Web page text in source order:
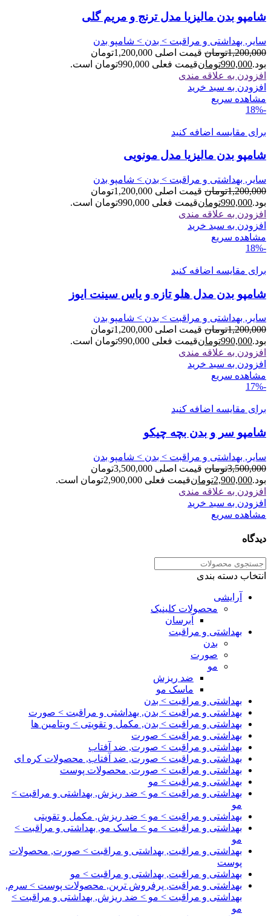
شامپو بدن مالیزیا مدل ترنج و مریم گلی
سایر, بهداشتی و مراقبت > بدن > شامپو بدن
1,200,000تومان
قیمت اصلی 1,200,000تومان
بود.990,000تومانقیمت فعلی 990,000تومان است.
افزودن به علاقه مندی
افزودن به سبد خرید
مشاهده سریع
-18%
برای مقایسه اضافه کنید
شامپو بدن مالیزیا مدل مونویی
سایر, بهداشتی و مراقبت > بدن > شامپو بدن
1,200,000تومان
قیمت اصلی 1,200,000تومان
بود.990,000تومانقیمت فعلی 990,000تومان است.
افزودن به علاقه مندی
افزودن به سبد خرید
مشاهده سریع
-18%
برای مقایسه اضافه کنید
شامپو بدن مدل هلو تازه و یاس سینت ایوز
سایر, بهداشتی و مراقبت > بدن > شامپو بدن
1,200,000تومان
قیمت اصلی 1,200,000تومان
بود.990,000تومانقیمت فعلی 990,000تومان است.
افزودن به علاقه مندی
افزودن به سبد خرید
مشاهده سریع
-17%
برای مقایسه اضافه کنید
شامپو سر و بدن بچه چیکو
سایر, بهداشتی و مراقبت > بدن > شامپو بدن
3,500,000تومان
قیمت اصلی 3,500,000تومان
بود.2,900,000تومانقیمت فعلی 2,900,000تومان است.
افزودن به علاقه مندی
افزودن به سبد خرید
مشاهده سریع
دیدگاه
انتخاب دسته بندی
آرایشی
محصولات کلینیک
آبرسان
بهداشتی و مراقبت
بدن
صورت
مو
ضد ریزش
ماسک مو
بهداشتی و مراقبت > بدن
بهداشتی و مراقبت > بدن, بهداشتی و مراقبت > صورت
بهداشتی و مراقبت > بدن, مکمل و تقویتی > ویتامین ها
بهداشتی و مراقبت > صورت
بهداشتی و مراقبت > صورت, ضد آفتاب
بهداشتی و مراقبت > صورت, ضد آفتاب, محصولات کره ای
بهداشتی و مراقبت > صورت, محصولات پوست
بهداشتی و مراقبت > مو
بهداشتی و مراقبت > مو > ضد ریزش, بهداشتی و مراقبت >
مو
بهداشتی و مراقبت > مو > ضد ریزش, مکمل و تقویتی
بهداشتی و مراقبت > مو > ماسک مو, بهداشتی و مراقبت >
مو
بهداشتی و مراقبت, بهداشتی و مراقبت > صورت, محصولات
پوست
بهداشتی و مراقبت, بهداشتی و مراقبت > مو
بهداشتی و مراقبت, پرفروش ترین, محصولات پوست > سرم,
بهداشتی و مراقبت > مو > ضد ریزش, بهداشتی و مراقبت >
مو